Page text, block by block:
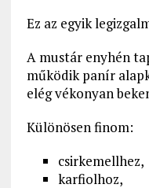
Ez az egyik
A mustár enyhén
működik panír
elég vékonyan
Különösen finom:
csirkemellhez,
karfiolhoz,